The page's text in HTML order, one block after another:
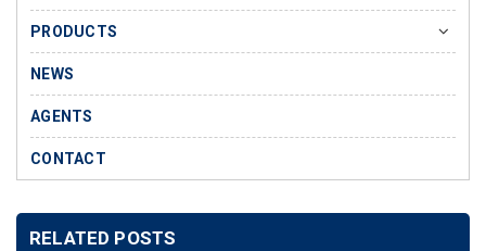
PRODUCTS
NEWS
AGENTS
CONTACT
RELATED POSTS